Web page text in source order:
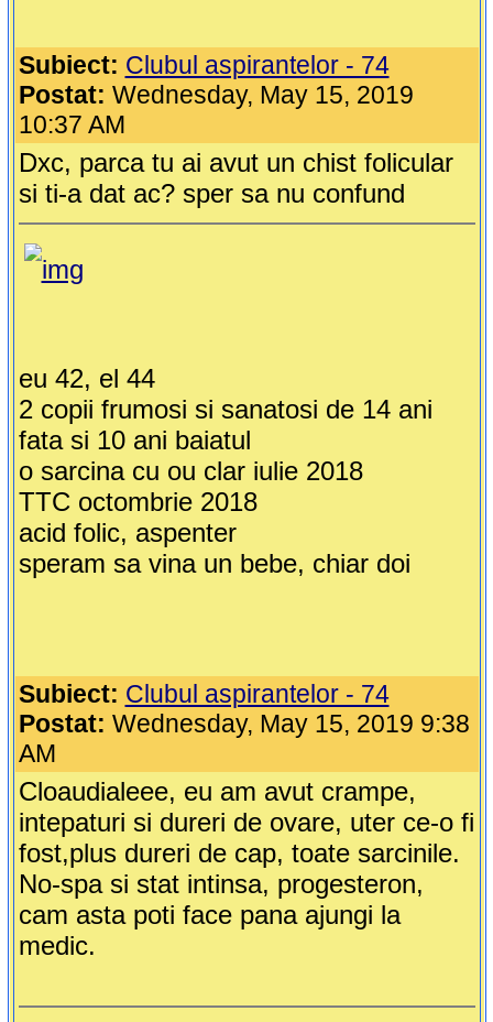
Subiect: Clubul aspirantelor - 74
Postat: Wednesday, May 15, 2019
10:37 AM
Dxc, parca tu ai avut un chist folicular
si ti-a dat ac? sper sa nu confund
eu 42, el 44
2 copii frumosi si sanatosi de 14 ani
fata si 10 ani baiatul
o sarcina cu ou clar iulie 2018
TTC octombrie 2018
acid folic, aspenter
speram sa vina un bebe, chiar doi
Subiect: Clubul aspirantelor - 74
Postat: Wednesday, May 15, 2019 9:38
AM
Cloaudialeee, eu am avut crampe,
intepaturi si dureri de ovare, uter ce-o fi
fost,plus dureri de cap, toate sarcinile.
No-spa si stat intinsa, progesteron,
cam asta poti face pana ajungi la
medic.